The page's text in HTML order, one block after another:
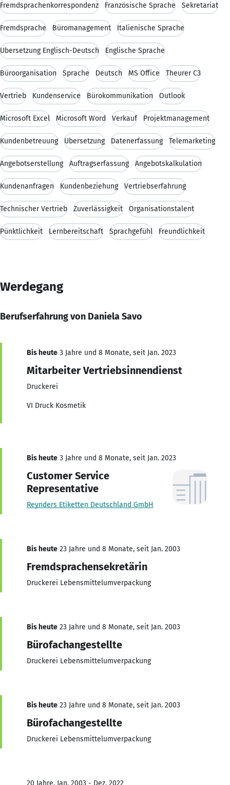
Fremdsprachenkorrespondenz Französische Sprache Sekretariat
Fremdsprache Büromanagement Italienische Sprache
Übersetzung Englisch-Deutsch Englische Sprache
Büroorganisation Sprache Deutsch MS Office Theurer C3
Vertrieb Kundenservice Bürokommunikation Outlook
Microsoft Excel Microsoft Word Verkauf Projektmanagement
Kundenbetreuung Übersetzung Datenerfassung Telemarketing
Angebotserstellung Auftragserfassung Angebotskalkulation
Kundenanfragen Kundenbeziehung Vertriebserfahrung
Technischer Vertrieb Zuverlässigkeit Organisationstalent
Pünktlichkeit Lernbereitschaft Sprachgefühl Freundlichkeit
Werdegang
Berufserfahrung von Daniela Savo
Bis heute 3 Jahre und 8 Monate, seit Jan. 2023
Mitarbeiter Vertriebsinnendienst
Druckerei
VI Druck Kosmetik
Bis heute 3 Jahre und 8 Monate, seit Jan. 2023
Customer Service
Representative
Reynders Etiketten Deutschland GmbH
Bis heute 23 Jahre und 8 Monate, seit Jan. 2003
Fremdsprachensekretärin
Druckerei Lebensmittelumverpackung
Bis heute 23 Jahre und 8 Monate, seit Jan. 2003
Bürofachangestellte
Druckerei Lebensmittelumverpackung
Bis heute 23 Jahre und 8 Monate, seit Jan. 2003
Bürofachangestellte
Druckerei Lebensmittelumverpackung
20 Jahre, Jan. 2003 - Dez. 2022